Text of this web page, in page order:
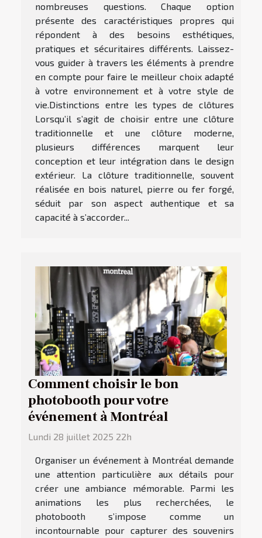
nombreuses questions. Chaque option
présente des caractéristiques propres qui
répondent à des besoins esthétiques,
pratiques et sécuritaires différents. Laissez-
vous guider à travers les éléments à prendre
en compte pour faire le meilleur choix adapté
à votre environnement et à votre style de
vie.Distinctions entre les types de clôtures
Lorsqu’il s’agit de choisir entre une clôture
traditionnelle et une clôture moderne,
plusieurs différences marquent leur
conception et leur intégration dans le design
extérieur. La clôture traditionnelle, souvent
réalisée en bois naturel, pierre ou fer forgé,
séduit par son aspect authentique et sa
capacité à s’accorder...
Comment choisir le bon
photobooth pour votre
événement à Montréal
Lundi 28 juillet 2025 22h
Organiser un événement à Montréal demande
une attention particulière aux détails pour
créer une ambiance mémorable. Parmi les
animations les plus recherchées, le
photobooth s’impose comme un
incontournable pour capturer des souvenirs